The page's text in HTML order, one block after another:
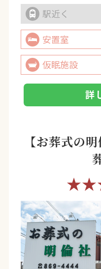
駅近く
安置室
仮眠施設
詳
【お葬式の